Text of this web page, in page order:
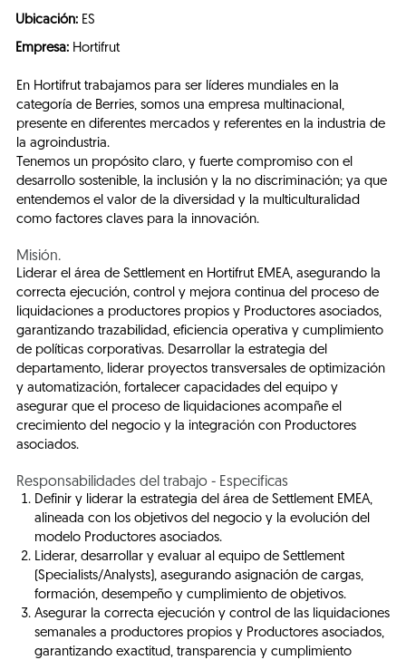
Ubicación: ES
Empresa: Hortifrut
En Hortifrut trabajamos para ser líderes mundiales en la
categoría de Berries, somos una empresa multinacional,
presente en diferentes mercados y referentes en la industria de
la agroindustria.
Tenemos un propósito claro, y fuerte compromiso con el
desarrollo sostenible, la inclusión y la no discriminación; ya que
entendemos el valor de la diversidad y la multiculturalidad
como factores claves para la innovación.
Misión.
Liderar el área de Settlement en Hortifrut EMEA, asegurando la
correcta ejecución, control y mejora continua del proceso de
liquidaciones a productores propios y Productores asociados,
garantizando trazabilidad, eficiencia operativa y cumplimiento
de políticas corporativas. Desarrollar la estrategia del
departamento, liderar proyectos transversales de optimización
y automatización, fortalecer capacidades del equipo y
asegurar que el proceso de liquidaciones acompañe el
crecimiento del negocio y la integración con Productores
asociados.
Responsabilidades del trabajo - Especificas
Definir y liderar la estrategia del área de Settlement EMEA,
alineada con los objetivos del negocio y la evolución del
modelo Productores asociados.
Liderar, desarrollar y evaluar al equipo de Settlement
(Specialists/Analysts), asegurando asignación de cargas,
formación, desempeño y cumplimiento de objetivos.
Asegurar la correcta ejecución y control de las liquidaciones
semanales a productores propios y Productores asociados,
garantizando exactitud, transparencia y cumplimiento